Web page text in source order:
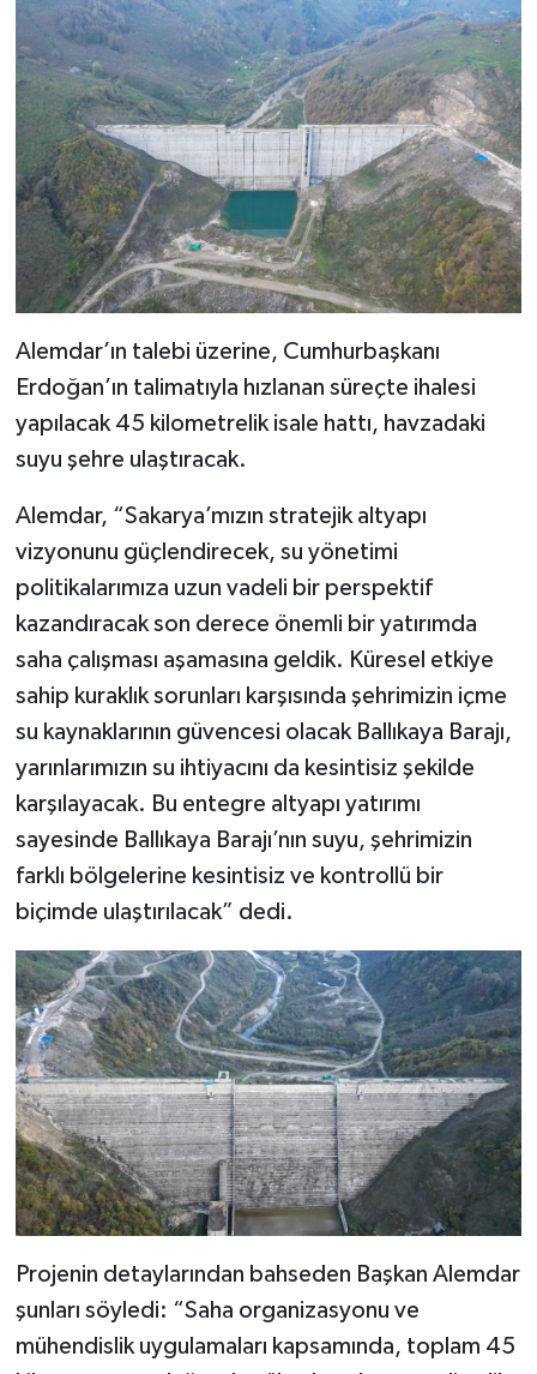
Alemdar’ın talebi üzerine, Cumhurbaşkanı
Erdoğan’ın talimatıyla hızlanan süreçte ihalesi
yapılacak 45 kilometrelik isale hattı, havzadaki
suyu şehre ulaştıracak.
Alemdar, “Sakarya’mızın stratejik altyapı
vizyonunu güçlendirecek, su yönetimi
politikalarımıza uzun vadeli bir perspektif
kazandıracak son derece önemli bir yatırımda
saha çalışması aşamasına geldik. Küresel etkiye
sahip kuraklık sorunları karşısında şehrimizin içme
su kaynaklarının güvencesi olacak Ballıkaya Barajı,
yarınlarımızın su ihtiyacını da kesintisiz şekilde
karşılayacak. Bu entegre altyapı yatırımı
sayesinde Ballıkaya Barajı’nın suyu, şehrimizin
farklı bölgelerine kesintisiz ve kontrollü bir
biçimde ulaştırılacak” dedi.
Projenin detaylarından bahseden Başkan Alemdar
şunları söyledi: “Saha organizasyonu ve
mühendislik uygulamaları kapsamında, toplam 45